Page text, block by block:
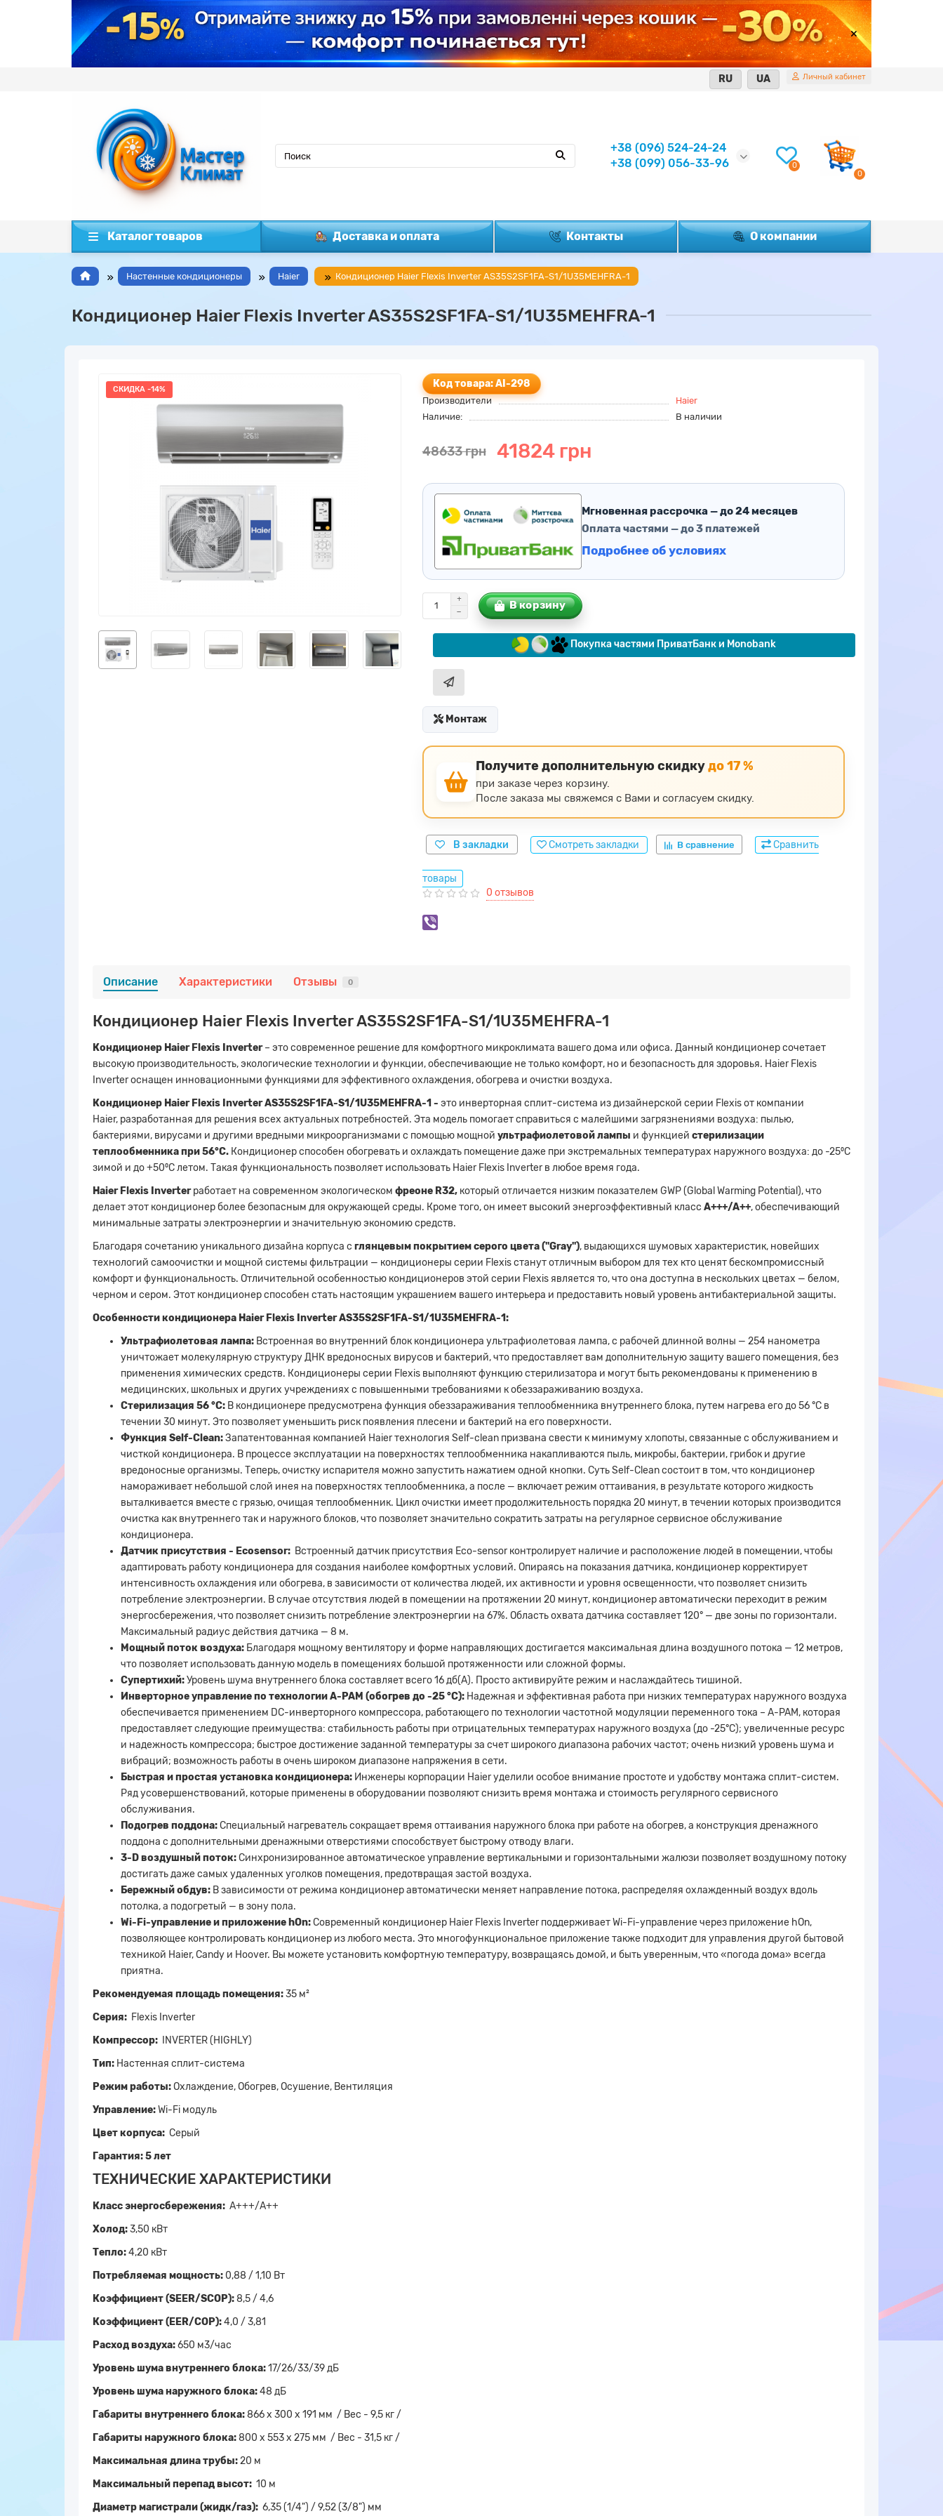
RU UA Личный кабинет
+38 (096) 524-24-24
+38 (099) 056-33-96
0
0
Каталог товаров Доставка и оплата Контакты О компании
Настенные кондиционеры Haier Кондиционер Haier Flexis Inverter AS35S2SF1FA-S1/1U35MEHFRA-1
Кондиционер Haier Flexis Inverter AS35S2SF1FA-S1/1U35MEHFRA-1
СКИДКА -14% Код товара: AI-298
Производители
Haier
Наличие:
В наличии
48633 грн 41824 грн
Мгновенная рассрочка — до 24 месяцев
Оплата частями — до 3 платежей
Подробнее об условиях
В корзину
Покупка частями ПриватБанк и Monobank
Монтаж
Получите дополнительную скидкудо 17 %
при заказе через корзину.
После заказа мы свяжемся с Вами и согласуем скидку.
В закладки Смотреть закладки В сравнение Сравнить
товары
0 отзывов
Описание Характеристики Отзывы 0
Кондиционер Haier Flexis Inverter AS35S2SF1FA-S1/1U35MEHFRA-1
Кондиционер Haier Flexis Inverter– это современное решение для комфортного микроклимата вашего дома или офиса. Данный кондиционер сочетает
высокую производительность, экологические технологии и функции, обеспечивающие не только комфорт, но и безопасность для здоровья. Haier Flexis
Inverter оснащен инновационными функциями для эффективного охлаждения, обогрева и очистки воздуха.
Кондиционер Haier Flexis Inverter AS35S2SF1FA-S1/1U35MEHFRA-1 - это инверторная сплит-система из дизайнерской серии Flexis от компании
Haier, разработанная для решения всех актуальных потребностей. Эта модель помогает справиться с малейшими загрязнениями воздуха: пылью,
бактериями, вирусами и другими вредными микроорганизмами с помощью мощной ультрафиолетовой лампы и функцией стерилизации
теплообменника при 56°С. Кондиционер способен обогревать и охлаждать помещение даже при экстремальных температурах наружного воздуха: до -25⁰С
зимой и до +50⁰С летом. Такая функциональность позволяет использовать Haier Flexis Inverter в любое время года.
Haier Flexis Inverterработает на современном экологическом фреоне R32, который отличается низким показателем GWP (Global Warming Potential), что
делает этот кондиционер более безопасным для окружающей среды. Кроме того, он имеет высокий энергоэффективный класс A+++/A++, обеспечивающий
минимальные затраты электроэнергии и значительную экономию средств.
Благодаря сочетанию уникального дизайна корпуса с глянцевым покрытием серого цвета ("Gray"), выдающихся шумовых характеристик, новейших
технологий самоочистки и мощной системы фильтрации — кондиционеры серии Flexis станут отличным выбором для тех кто ценят бескомпромиссный
комфорт и функциональность. Отличительной особенностью кондиционеров этой серии Flexis является то, что она доступна в нескольких цветах — белом,
черном и сером. Этот кондиционер способен стать настоящим украшением вашего интерьера и предоставить новый уровень антибактериальной защиты.
Особенности кондиционера Haier Flexis Inverter AS35S2SF1FA-S1/1U35MEHFRA-1:
Ультрафиолетовая лампа: Встроенная во внутренний блок кондиционера ультрафиолетовая лампа, с рабочей длинной волны — 254 нанометра
уничтожает молекулярную структуру ДНК вредоносных вирусов и бактерий, что предоставляет вам дополнительную защиту вашего помещения, без
применения химических средств. Кондиционеры серии Flexis выполняют функцию стерилизатора и могут быть рекомендованы к применению в
медицинских, школьных и других учреждениях с повышенными требованиями к обеззараживанию воздуха.
Стерилизация 56 °С: В кондиционере предусмотрена функция обеззараживания теплообменника внутреннего блока, путем нагрева его до 56 °С в
течении 30 минут. Это позволяет уменьшить риск появления плесени и бактерий на его поверхности.
Функция Self-Clean:Запатентованная компанией Haier технология Self-clean призвана свести к минимуму хлопоты, связанные с обслуживанием и
чисткой кондиционера. В процессе эксплуатации на поверхностях теплообменника накапливаются пыль, микробы, бактерии, грибок и другие
вредоносные организмы. Теперь, очистку испарителя можно запустить нажатием одной кнопки. Суть Self-Clean состоит в том, что кондиционер
намораживает небольшой слой инея на поверхностях теплообменника, а после — включает режим оттаивания, в результате которого жидкость
выталкивается вместе с грязью, очищая теплообменник. Цикл очистки имеет продолжительность порядка 20 минут, в течении которых производится
очистка как внутреннего так и наружного блоков, что позволяет значительно сократить затраты на регулярное сервисное обслуживание
кондиционера.
Датчик присутствия - Ecosensor: Встроенный датчик присутствия Eco-sensor контролирует наличие и расположение людей в помещении, чтобы
адаптировать работу кондиционера для создания наиболее комфортных условий. Опираясь на показания датчика, кондиционер корректирует
интенсивность охлаждения или обогрева, в зависимости от количества людей, их активности и уровня освещенности, что позволяет снизить
потребление электроэнергии. В случае отсутствия людей в помещении на протяжении 20 минут, кондиционер автоматически переходит в режим
энергосбережения, что позволяет снизить потребление электроэнергии на 67%. Область охвата датчика составляет 120° — две зоны по горизонтали.
Максимальный радиус действия датчика — 8 м.
Мощный поток воздуха: Благодаря мощному вентилятору и форме направляющих достигается максимальная длина воздушного потока — 12 метров,
что позволяет использовать данную модель в помещениях большой протяженности или сложной формы.
Супертихий:Уровень шума внутреннего блока составляет всего 16 дб(А). Просто активируйте режим и наслаждайтесь тишиной.
Инверторное управление по технологии A-PAM (обогрев до -25 °С): Надежная и эффективная работа при низких температурах наружного воздуха
обеспечивается применением DC-инверторного компрессора, работающего по технологии частотной модуляции переменного тока – A-PAM, которая
предоставляет следующие преимущества: стабильность работы при отрицательных температурах наружного воздуха (до -25°С); увеличенные ресурс
и надежность компрессора; быстрое достижение заданной температуры за счет широкого диапазона рабочих частот; очень низкий уровень шума и
вибраций; возможность работы в очень широком диапазоне напряжения в сети.
Быстрая и простая установка кондиционера: Инженеры корпорации Haier уделили особое внимание простоте и удобству монтажа сплит-систем.
Ряд усовершенствований, которые применены в оборудовании позволяют снизить время монтажа и стоимость регулярного сервисного
обслуживания.
Подогрев поддона:Специальный нагреватель сокращает время оттаивания наружного блока при работе на обогрев, а конструкция дренажного
поддона с дополнительными дренажными отверстиями способствует быстрому отводу влаги.
3-D воздушный поток:Синхронизированное автоматическое управление вертикальными и горизонтальными жалюзи позволяет воздушному потоку
достигать даже самых удаленных уголков помещения, предотвращая застой воздуха.
Бережный обдув: В зависимости от режима кондиционер автоматически меняет направление потока, распределяя охлажденный воздух вдоль
потолка, а подогретый — в зону пола.
Wi-Fi-управление и приложение hOn:Современный кондиционер Haier Flexis Inverter поддерживает Wi-Fi-управление через приложение hOn,
позволяющее контролировать кондиционер из любого места. Это многофункциональное приложение также подходит для управления другой бытовой
техникой Haier, Candy и Hoover. Вы можете установить комфортную температуру, возвращаясь домой, и быть уверенным, что «погода дома» всегда
приятна.
Рекомендуемая площадь помещения:35 м²
Серия: Flexis Inverter
Компрессор:
INVERTER (HIGHLY)
Тип: Настенная сплит-система
Режим работы:Охлаждение, Обогрев, Осушение, Вентиляция
Управление:Wi-Fi модуль
Цвет корпуса: Серый
Гарантия: 5 лет
ТЕХНИЧЕСКИЕ ХАРАКТЕРИСТИКИ
Класс энергосбережения: А+++/А++
Холод:3,50 кВт
Тепло:4,20 кВт
Потребляемая мощность:0,88 / 1,10 Вт
Коэффициент (SEER/SCOP):8,5 / 4,6
Коэффициент (EER/COP):4,0 / 3,81
Расход воздуха:650 м3/час
Уровень шума внутреннего блока:17/26/33/39 дБ
Уровень шума наружного блока:48 дБ
Габариты внутреннего блока:866 x 300 x 191 мм / Вес - 9,5 кг /
Габариты наружного блока:800 x 553 x 275 мм / Вес - 31,5 кг /
Максимальная длина трубы:20 м
Максимальный перепад высот: 10 м
Диаметр магистрали (жидк/газ): 6,35 (1/4") / 9,52 (3/8") мм